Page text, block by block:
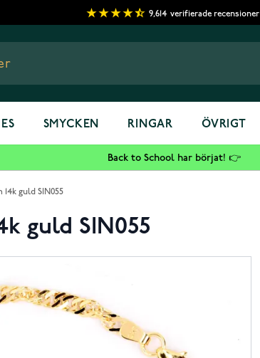
9,614 verifierade recensioner
SMYCKEN RINGAR ÖVRIGT
Back to School har börjat! 👉
guld SIN055
guld SIN055